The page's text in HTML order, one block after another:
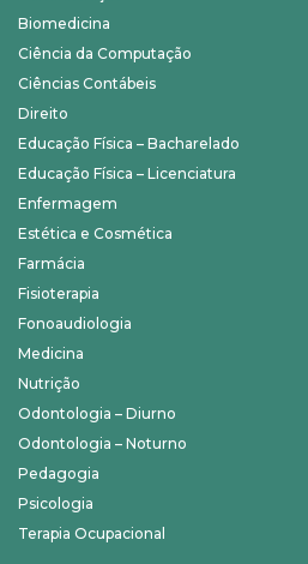
Biomedicina
Ciência da Computação
Ciências Contábeis
Direito
Educação Física – Bacharelado
Educação Física – Licenciatura
Enfermagem
Estética e Cosmética
Farmácia
Fisioterapia
Fonoaudiologia
Medicina
Nutrição
Odontologia – Diurno
Odontologia – Noturno
Pedagogia
Psicologia
Terapia Ocupacional